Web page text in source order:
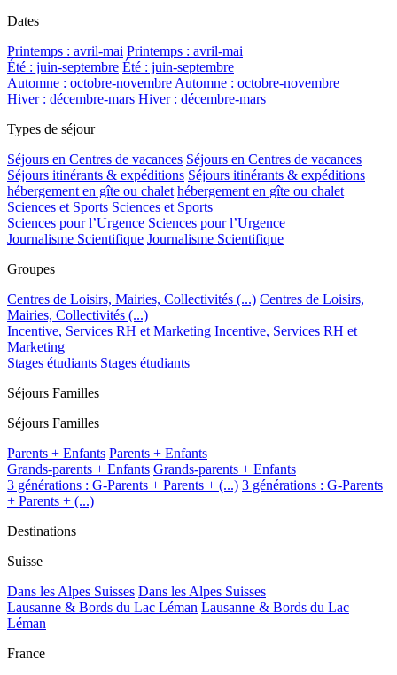
Dates
Printemps : avril-mai Printemps : avril-mai
Été : juin-septembre Été : juin-septembre
Automne : octobre-novembreAutomne : octobre-novembre
Hiver : décembre-mars Hiver : décembre-mars
Types de séjour
Séjours en Centres de vacances Séjours en Centres de vacances
Séjours itinérants & expéditions Séjours itinérants & expéditions
hébergement en gîte ou chalet hébergement en gîte ou chalet
Sciences et Sports Sciences et Sports
Sciences pour l’Urgence Sciences pour l’Urgence
Journalisme Scientifique Journalisme Scientifique
Groupes
Centres de Loisirs, Mairies, Collectivités (...) Centres de Loisirs,
Mairies, Collectivités (...)
Incentive, Services RH et Marketing Incentive, Services RH et
Marketing
Stages étudiants Stages étudiants
Séjours Familles
Séjours Familles
Parents + Enfants Parents + Enfants
Grands-parents + Enfants Grands-parents + Enfants
3 générations : G-Parents + Parents + (...) 3 générations : G-Parents
+ Parents + (...)
Destinations
Suisse
Dans les Alpes Suisses Dans les Alpes Suisses
Lausanne & Bords du Lac Léman Lausanne & Bords du Lac
Léman
France